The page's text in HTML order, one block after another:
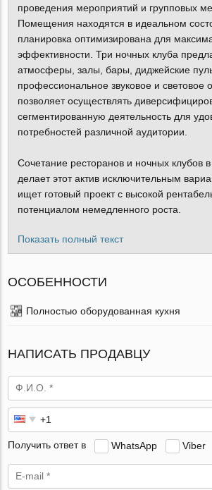
проведения мероприятий и групповых
Помещения находятся в идеальном
планировка оптимизирована для
эффективности. Три ночных клуба
атмосферы, залы, бары, диджейские
профессиональное звуковое и световое
позволяет осуществлять
сегментированную деятельность для
потребностей различной аудитории.
Сочетание ресторанов и ночных клубов
делает этот актив исключительным
ищет готовый проект с высокой
потенциалом немедленного роста.
Показать полный текст
ОСОБЕННОСТИ
Полностью оборудованная кухня
НАПИСАТЬ ПРОДАВЦУ
Получить ответ в WhatsApp Viber